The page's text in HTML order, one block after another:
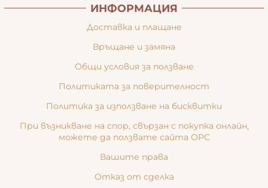
ИНФОРМАЦИЯ
Доставка и плащане
Връщане и замяна
Общи условия за ползване
Политиката за поверителност
Политика за използване на бисквитки
При възникване на спор, свързан с покупка онлайн,
можете да ползвате сайта ОРС
Вашите права
Отказ от сделка